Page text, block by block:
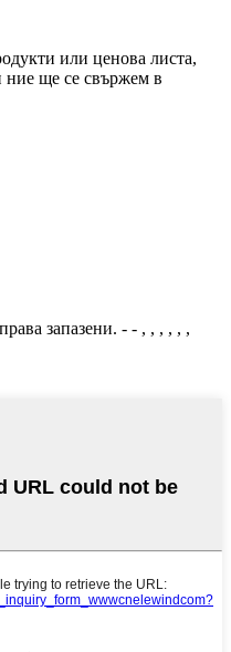
или ценова листа,
ние ще се свържем в
запазени. - - , , , , , ,